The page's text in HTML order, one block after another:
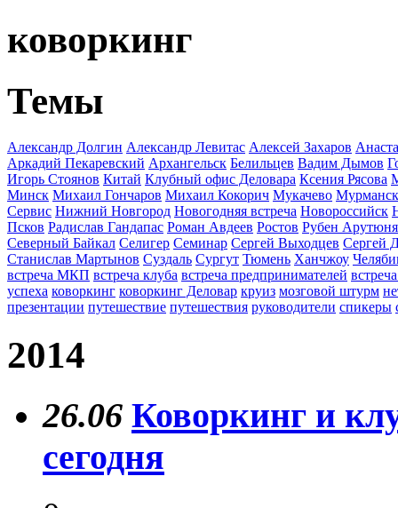
коворкинг
Темы
Александр Долгин Александр Левитас Алексей Захаров
Аркадий Пекаревский Архангельск Белильцев Вадим Дымов
Игорь Стоянов Китай Клубный офис Деловара Ксения Рясова
Минск Михаил Гончаров Михаил Кокорич Мукачево Мурманск
Сервис Нижний Новгород Новогодняя встреча Новороссийск
Псков Радислав Гандапас Роман Авдеев Ростов Рубен
Северный Байкал Селигер Семинар Сергей Выходцев Сергей
Станислав Мартынов Суздаль Сургут Тюмень Ханчжоу
встреча МКП встреча клуба встреча предпринимателей
успеха коворкинг коворкинг Деловар круиз мозговой штурм
презентации путешествие путешествия руководители спикеры
2014
26.06 Коворкинг и
сегодня